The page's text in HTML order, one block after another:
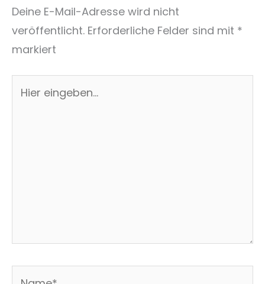
Deine E-Mail-Adresse wird nicht
veröffentlicht. Erforderliche Felder sind mit *
markiert
eingeben…